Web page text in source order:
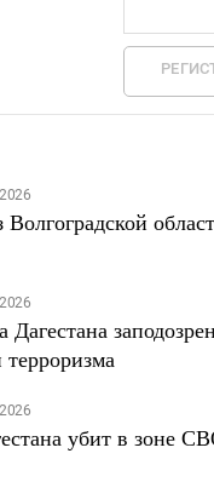
убит в зоне